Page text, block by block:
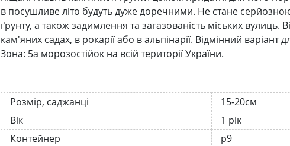
в посушливе літо будуть дуже доречними. Не стане
ґрунту, а також задимлення та загазованість міських вулиць.
кам'яних садах, в рокарії або в альпінарії. Відмінний
Зона: 5a морозостійок на всій території України.
Розмір, саджанці
15-20см
Вік
1 рік
Контейнер
р9